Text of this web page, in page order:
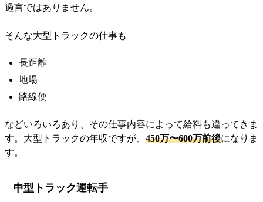
過言ではありません。
そんな大型トラックの仕事も
長距離
地場
路線便
などいろいろあり、その仕事内容によって給料も違ってきま
す。大型トラックの年収ですが、 450万〜600万前後になりま
す。
中型トラック運転手